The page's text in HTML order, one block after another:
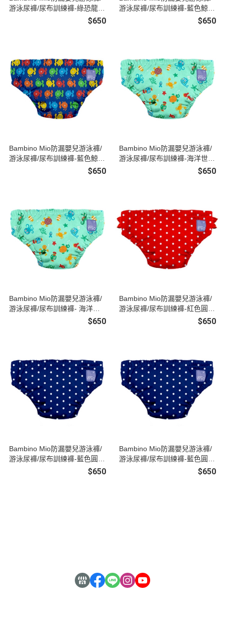
游泳尿褲/尿布訓練褲-綠恐龍
$650
游泳尿褲/尿布訓練褲-藍色鯨魚
$650
Bambino Mio防漏嬰兒游泳褲/
游泳尿褲/尿布訓練褲-藍色鯨魚
$650
Bambino Mio防漏嬰兒游泳褲/
游泳尿褲/尿布訓練褲-海洋世界
$650
Bambino Mio防漏嬰兒游泳褲/
游泳尿褲/尿布訓練褲- 海洋世
$650
Bambino Mio防漏嬰兒游泳褲/
游泳尿褲/尿布訓練褲-紅色圓點
$650
Bambino Mio防漏嬰兒游泳褲/
游泳尿褲/尿布訓練褲-藍色圓點
$650
Bambino Mio防漏嬰兒游泳褲/
游泳尿褲/尿布訓練褲-藍色圓點
$650